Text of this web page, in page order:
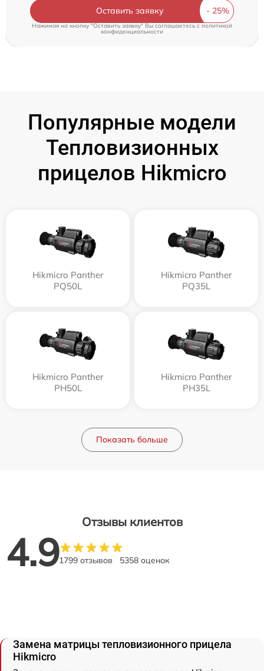
Оставить заявку
Нажимая на кнопку "Оставить заявку" Вы соглашаетесь cполитикой
конфиденциальности
Популярные модели
Тепловизионных
прицелов Hikmicro
Hikmicro Panther
PQ50L
Hikmicro Panther
PQ35L
Hikmicro Panther
PH50L
Hikmicro Panther
PH35L
Показать больше
Отзывы клиентов
4.91799 отзывов 5358 оценок
Замена матрицы тепловизионного прицела
Hikmicro